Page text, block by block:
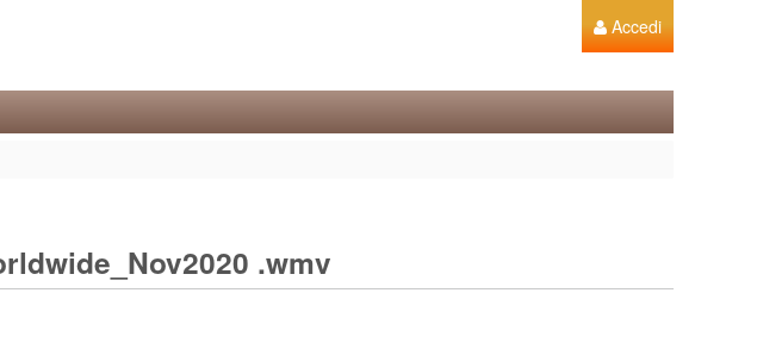
Accedi
.wmv